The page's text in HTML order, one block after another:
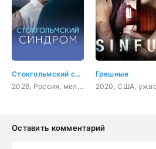
Стокгольмский синдром
2026, Россия, мелодрама
Грешные
Оставить комментарий